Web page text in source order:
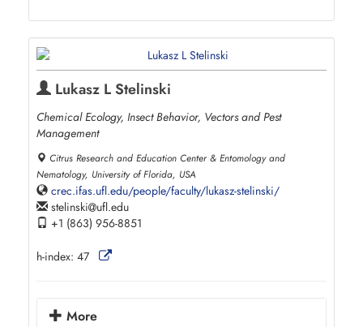
Lukasz L Stelinski
Chemical Ecology, Insect Behavior, Vectors and Pest
Management
Citrus Research and Education Center & Entomology and
Nematology, University of Florida, USA
crec.ifas.ufl.edu/people/faculty/lukasz-stelinski/
stelinski ufl.edu
+1 (863) 956-8851
h-index: 47
More